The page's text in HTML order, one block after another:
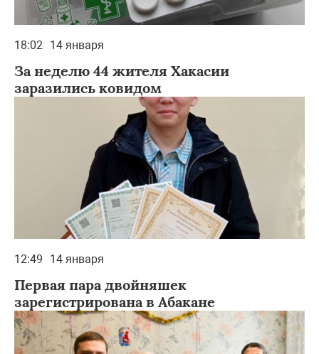
18:02 14 января
За неделю 44 жителя Хакасии
заразились ковидом
12:49 14 января
Первая пара двойняшек
зарегистрирована в Абакане